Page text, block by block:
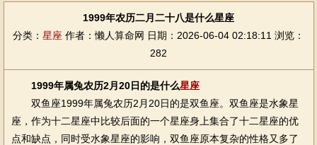
1999年农历二月二十八是什么星座
分类： 星座 作者：懒人算命网 日期：2026-06-04 02:18:11 浏览：
282
1999年属兔农历2月20日的是什么星座
双鱼座1999年属兔农历2月20日的是双鱼座。双鱼座是水象星
座，作为十二星座中比较后面的一个星座身上集合了十二星座的优
点和缺点，同时受水象星座的影响，双鱼座原本复杂的性格又多了